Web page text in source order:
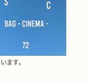
ます。